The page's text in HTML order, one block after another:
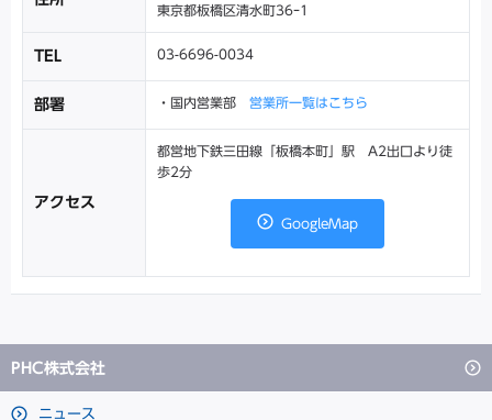
東京都板橋区清水町36ｰ1
TEL 03-6696-0034
部署 ・国内営業部 営業所一覧はこちら
アクセス
都営地下鉄三田線「板橋本町」駅 A2出口より徒
歩2分
GoogleMap
PHC株式会社
ニュース